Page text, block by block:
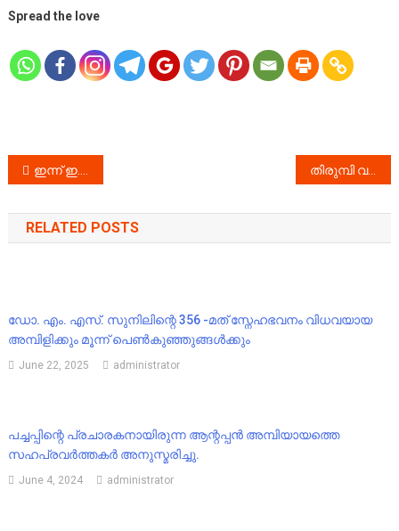
Spread the love
Post
navigation
ഇന്ന് ഇ.ഡി ക്ക് മുന്നിൽ ഹാജരാകില്ല ; ക്ലാസിലെ ഹാജർ പോകുമെന്ന് എസി മൊയ്തീൻ തിരുമ്പി വന്തിട്ടെടാ.. !! രാഷ്ട്രീയ വിവാദങ്ങൾ ഇൻസ്റ്റാഗ്രാമിൽ തുണയായി !!
RELATED POSTS
ഡോ. എം. എസ്. സുനിലിന്റെ 356 -മത് സ്നേഹഭവനം വിധവയായ
അമ്പിളിക്കും മൂന്ന് പെൺകുഞ്ഞുങ്ങൾക്കും
June 22, 2025 administrator
പച്ചപ്പിന്റെ പ്രചാരകനായിരുന്ന ആന്റപ്പൻ അമ്പിയായത്തെ
സഹപ്രവർത്തകർ അനുസ്മരിച്ചു.
June 4, 2024 administrator